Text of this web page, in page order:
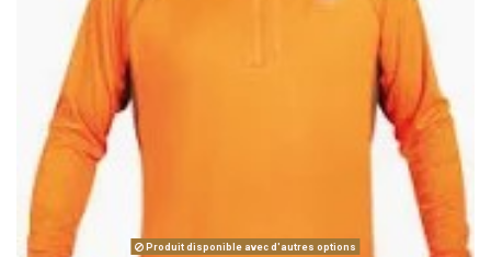
Produit disponible avec d'autres options